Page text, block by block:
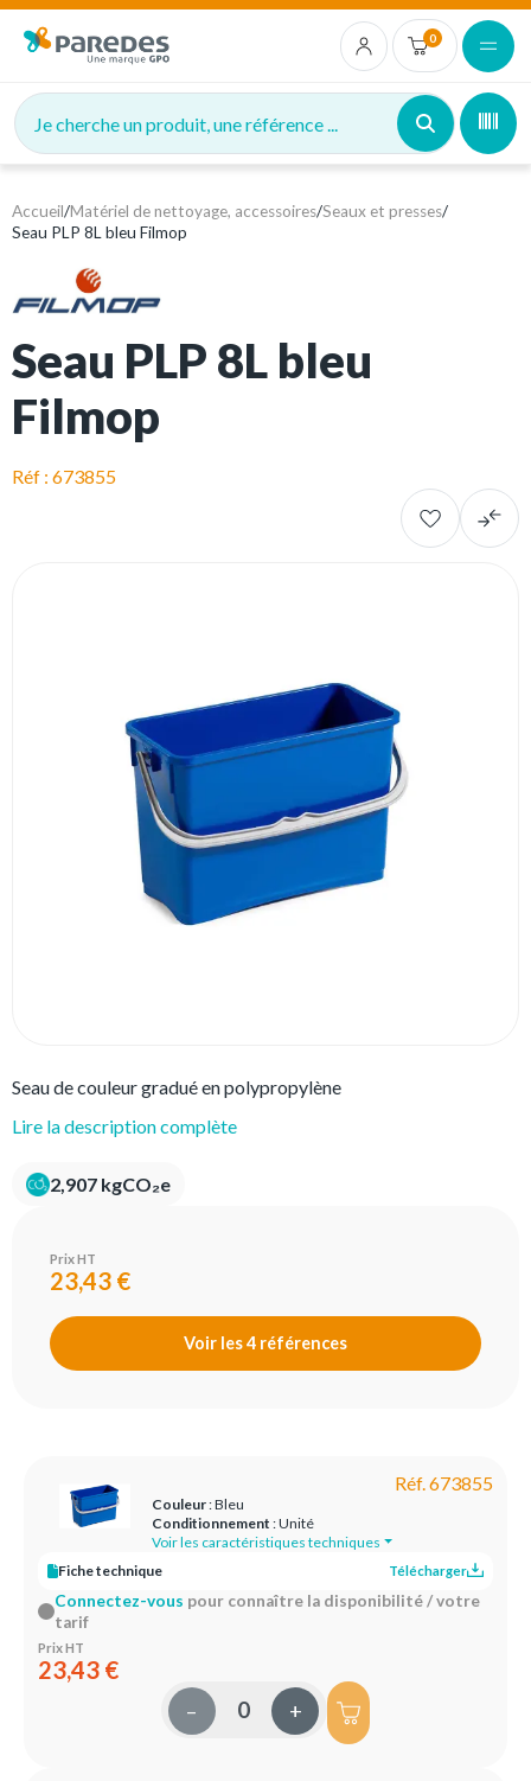
0
Je cherche un produit, une référence ...
Accueil/Matériel de nettoyage, accessoires/Seaux et presses/
Seau PLP 8L bleu Filmop
Seau PLP 8L bleu
Filmop
Réf : 673855
Seau de couleur gradué en polypropylène
Lire la description complète
2,907 kgCO₂e
Prix HT
23,43 €
Voir les 4 références
Réf. 673855
Couleur: Bleu
Conditionnement : Unité
Voir les caractéristiques techniques
Fiche technique
Télécharger
Connectez-vous pour connaître la disponibilité / votre
tarif
Prix HT
23,43 €
– +